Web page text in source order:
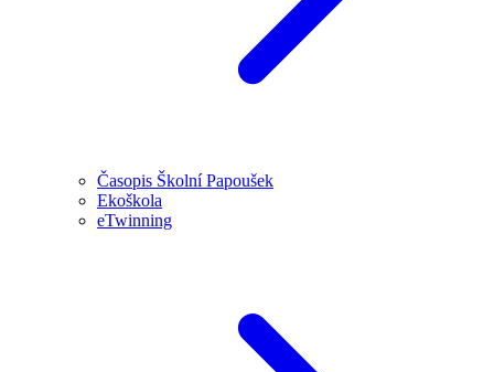
Časopis Školní Papoušek
Ekoškola
eTwinning